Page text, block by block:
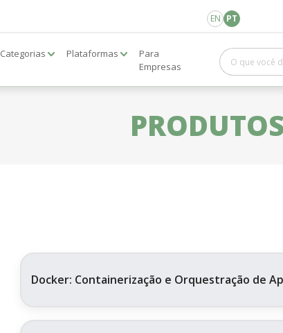
EN PT
Categorias Plataformas
Para
Empresas
PRODUTOS
Docker: Containerização e Orquestração de